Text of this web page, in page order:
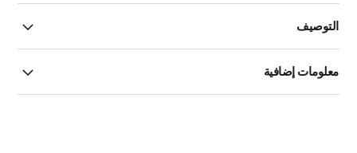
التوصيف
معلومات إضافية